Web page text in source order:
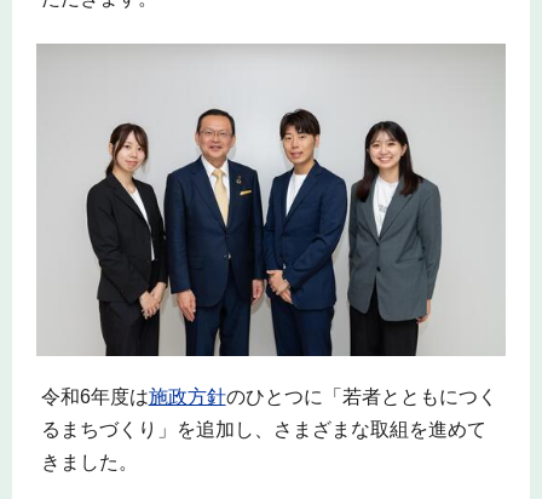
令和6年度は施政方針のひとつに「若者とともにつく
るまちづくり」を追加し、さまざまな取組を進めて
きました。